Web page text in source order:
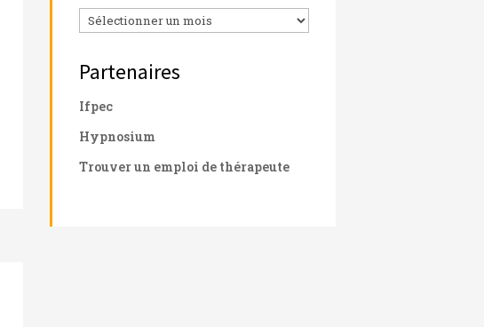
Archives
Partenaires
Ifpec
Hypnosium
Trouver un emploi de thérapeute